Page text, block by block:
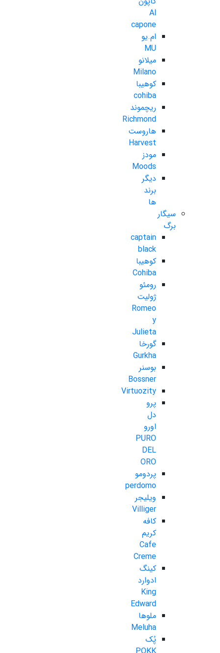
Al
capone
ام.یو
MU
میلانو
Milano
کوهیبا
cohiba
ریچموند
Richmond
هاروست
Harvest
مودز
Moods
دیگر
برند
ها
سیگار
برگ
captain
black
کوهیبا
Cohiba
رومئو
ژولیت
Romeo
y
Julieta
گورخا
Gurkha
بوسنر
Bossner
Virtuozity
پرو
دل
اورو
PURO
DEL
ORO
پردومو
perdomo
ویلیجر
Villiger
کافه
کریم
Cafe
Creme
کینگ
ادوارد
King
Edward
ملوها
Meluha
پُک